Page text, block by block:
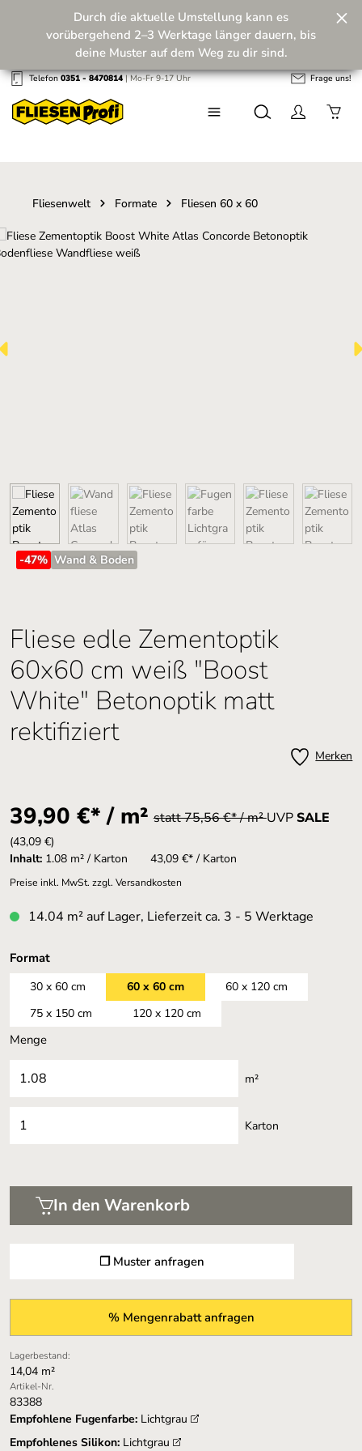
Zum Hauptinhalt springen
Zukunft! 💪
Durch die aktuelle Umstellung kann es
vorübergehend 2–3 Werktage länger dauern, bis
deine Muster auf dem Weg zu dir sind.
Telefon0351 - 8470814| Mo-Fr 9-17 Uhr Frage uns!
Fliesenwelt Formate Fliesen 60 x 60
Bildergalerie überspringen
-47% Wand & Boden
Fliese edle Zementoptik
60x60 cm weiß "Boost
White" Betonoptik matt
rektifiziert
Merken
39,90 €* / m² statt 75,56 €* / m²UVPSALE
(43,09 €)
Inhalt: 1.08 m² / Karton 43,09 €* / Karton
Preise inkl. MwSt. zzgl. Versandkosten
14.04 m² auf Lager, Lieferzeit ca. 3 - 5 Werktage
Formatauswählen
30 x 60 cm 60 x 60 cm
60 x 120 cm
75 x 150 cm
120 x 120 cm
❐ Muster anfragen
Menge
m²
Karton
In den Warenkorb
% Mengenrabatt anfragen
Lagerbestand:
14,04 m²
Artikel-Nr.
83388
Empfohlene Fugenfarbe: Lichtgrau
Empfohlenes Silikon: Lichtgrau